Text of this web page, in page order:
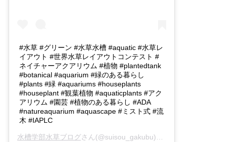
#水草 #グリーン #水草水槽 #aquatic #水草レ
イアウト #世界水草レイアウトコンテスト #
ネイチャーアクアリウム #植物 #plantedtank
#botanical #aquarium #緑のある暮らし
#plants #緑 #aquariums #houseplants
#houseplant #観葉植物 #aquaticplants #アク
アリウム #園芸 #植物のある暮らし #ADA
#natureaquarium #aquascape #ミスト式 #流
木 #IAPLC
水槽学部水草ブログさん(@suisou_gakubu)がシェアした投稿 -